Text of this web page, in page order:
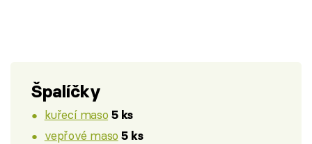
Špalíčky
kuřecí maso 5 ks
vepřové maso 5 ks